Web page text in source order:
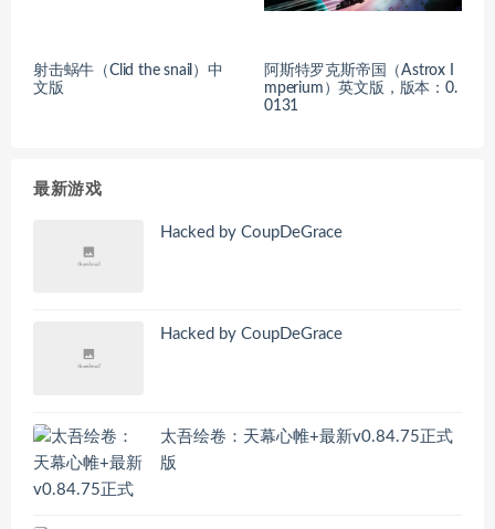
射击蜗牛（Clid the snail）中
文版
阿斯特罗克斯帝国（Astrox I
mperium）英文版，版本：0.
0131
最新游戏
Hacked by CoupDeGrace
Hacked by CoupDeGrace
太吾绘卷：天幕心帷+最新v0.84.75正式
版